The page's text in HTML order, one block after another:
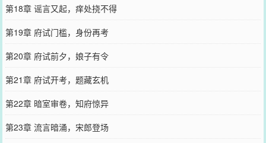
第18章 谣言又起，痒处挠不得
第19章 府试门槛，身份再考
第20章 府试前夕，娘子有令
第21章 府试开考，题藏玄机
第22章 暗室审卷，知府惊异
第23章 流言暗涌，宋郎登场